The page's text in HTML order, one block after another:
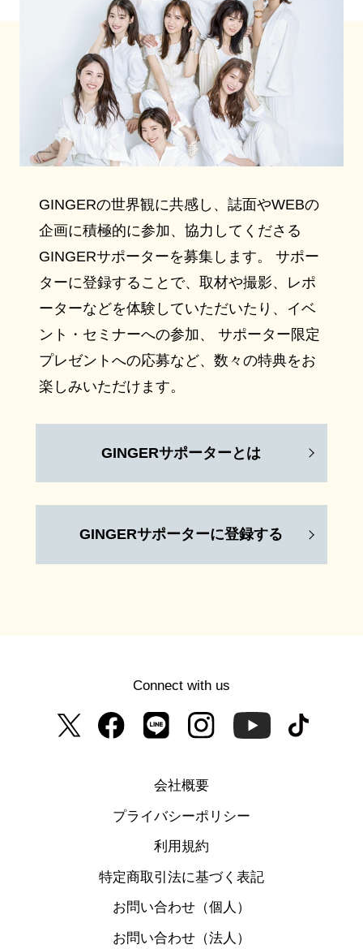
GINGERの世界観に共感し、誌面やWEBの
企画に積極的に参加、協力してくださる
GINGERサポーターを募集します。 サポー
ターに登録することで、取材や撮影、レポ
ーターなどを体験していただいたり、イベ
ント・セミナーへの参加、 サポーター限定
プレゼントへの応募など、数々の特典をお
楽しみいただけます。
GINGERサポーターとは
GINGERサポーターに登録する
Connect with us
会社概要
プライバシーポリシー
利用規約
特定商取引法に基づく表記
お問い合わせ（個人）
お問い合わせ（法人）